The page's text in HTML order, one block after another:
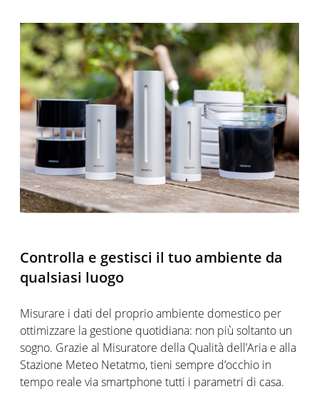
Controlla e gestisci il tuo ambiente da
qualsiasi luogo
Misurare i dati del proprio ambiente domestico per
ottimizzare la gestione quotidiana: non più soltanto un
sogno. Grazie al Misuratore della Qualità dell’Aria e alla
Stazione Meteo Netatmo, tieni sempre d’occhio in
tempo reale via smartphone tutti i parametri di casa.